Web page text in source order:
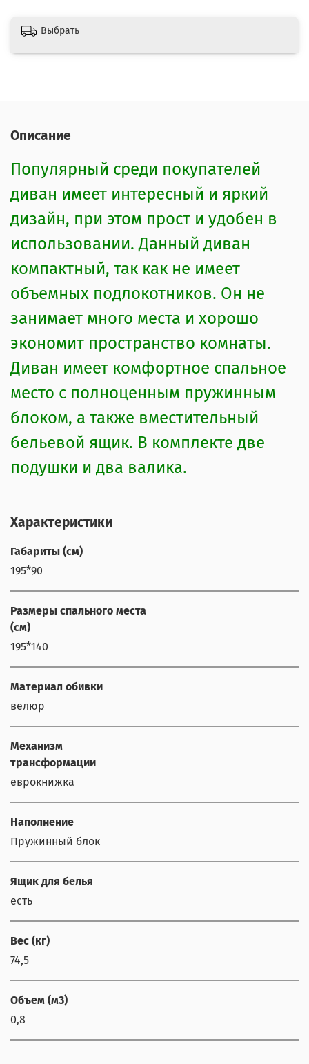
Выбрать
Описание
Популярный среди покупателей
диван имеет интересный и яркий
дизайн, при этом прост и удобен в
использовании. Данный диван
компактный, так как не имеет
объемных подлокотников. Он не
занимает много места и хорошо
экономит пространство комнаты.
Диван имеет комфортное спальное
место с полноценным пружинным
блоком, а также вместительный
бельевой ящик. В комплекте две
подушки и два валика.
Характеристики
Габариты (см)
195*90
Размеры спального места
(см)
195*140
Материал обивки
велюр
Механизм
трансформации
еврокнижка
Наполнение
Пружинный блок
Ящик для белья
есть
Вес (кг)
74,5
Объем (м3)
0,8